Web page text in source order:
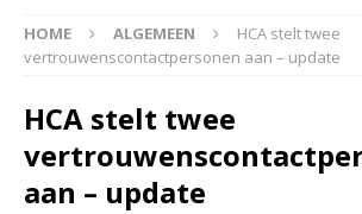
HOME ALGEMEEN
HCA stelt twee
vertrouwenscontactpersonen aan – update
HCA stelt twee
aan – update